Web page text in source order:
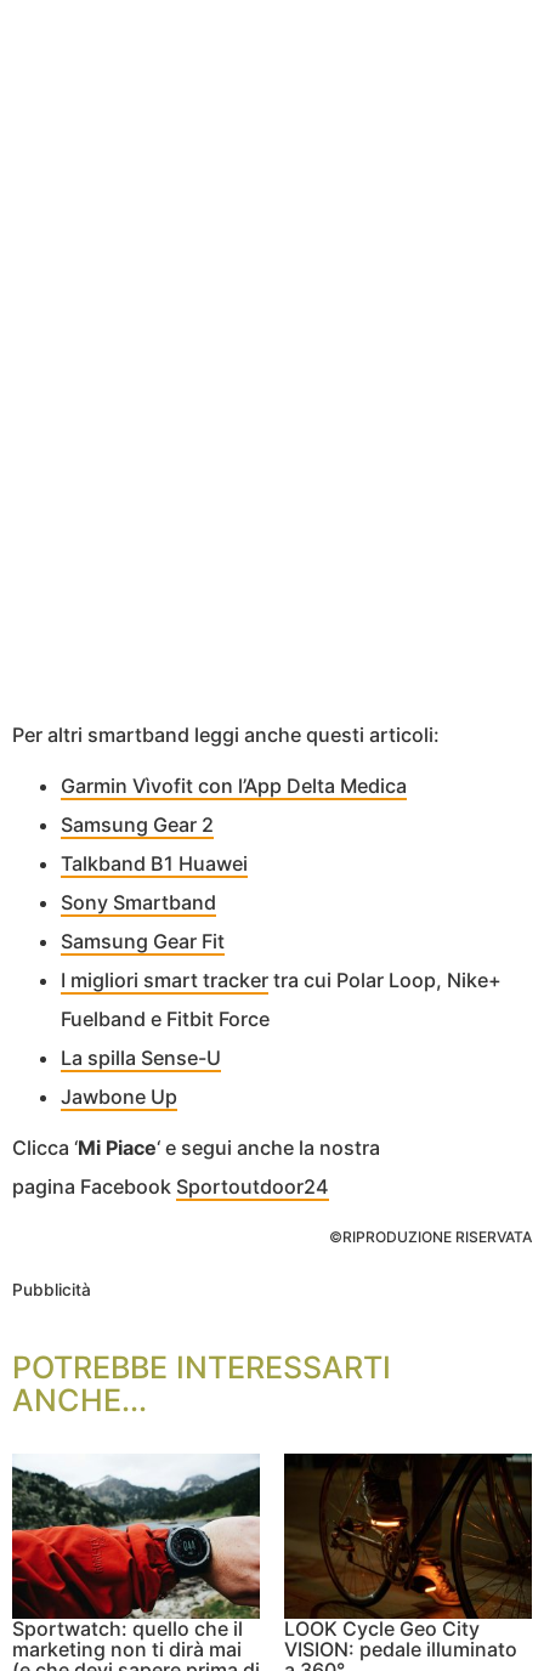
Per altri smartband leggi anche questi articoli:
Garmin Vìvofit con l’App Delta Medica
Samsung Gear 2
Talkband B1 Huawei
Sony Smartband
Samsung Gear Fit
I migliori smart tracker tra cui Polar Loop, Nike+
Fuelband e Fitbit Force
La spilla Sense-U
Jawbone Up
Clicca ‘Mi Piace‘ e segui anche la nostra
pagina Facebook Sportoutdoor24
©RIPRODUZIONE RISERVATA
Pubblicità
POTREBBE INTERESSARTI
ANCHE...
Sportwatch: quello che il
marketing non ti dirà mai
LOOK Cycle Geo City
VISION: pedale illuminato